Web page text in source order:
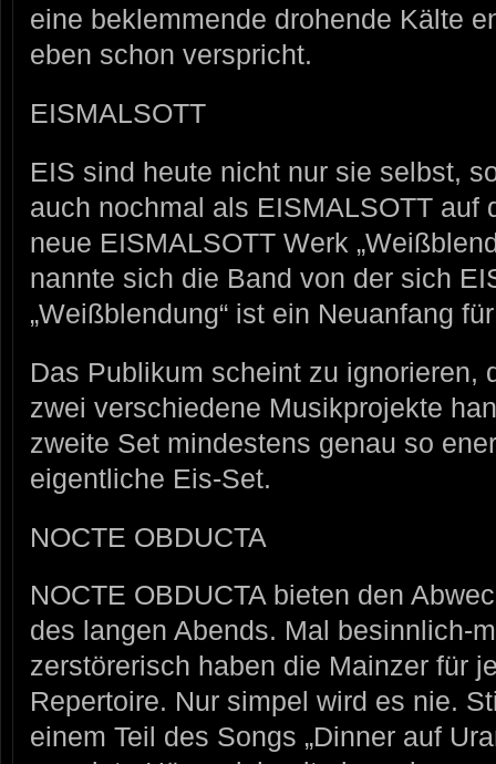
eine beklemmende drohende Kälte
eben schon verspricht.
EISMALSOTT
EIS sind heute nicht nur sie selbst,
auch nochmal als EISMALSOTT auf
neue EISMALSOTT Werk
nannte sich die Band von der sich
„Weißblendung“ ist ein Neuanfang
Das Publikum scheint zu ignorieren,
zwei verschiedene Musikprojekte
zweite Set mindestens genau so
eigentliche Eis-Set.
NOCTE OBDUCTA
NOCTE OBDUCTA bieten den
des langen Abends. Mal besinnlich-
zerstörerisch haben die Mainzer für
Repertoire. Nur simpel wird es nie.
einem Teil des Songs „Dinner auf